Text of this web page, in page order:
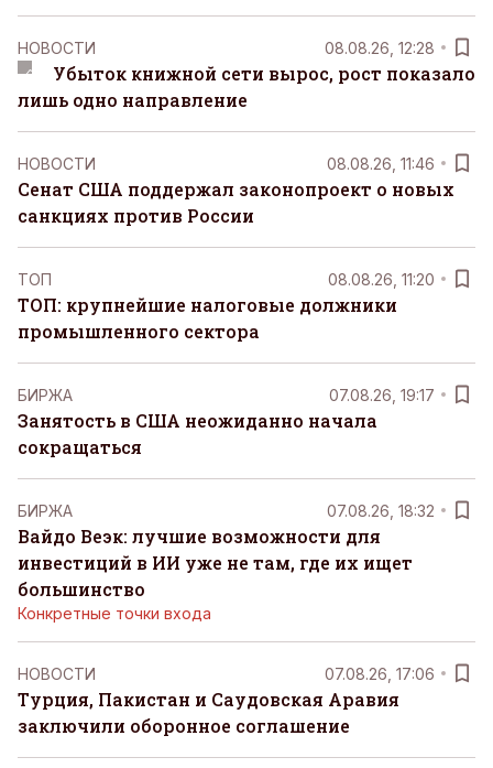
НОВОСТИ 08.08.26, 12:28
Убыток книжной сети вырос, рост показало
лишь одно направление
НОВОСТИ 08.08.26, 11:46
Сенат США поддержал законопроект о новых
санкциях против России
ТОП 08.08.26, 11:20
ТОП: крупнейшие налоговые должники
промышленного сектора
БИРЖА 07.08.26, 19:17
Занятость в США неожиданно начала
сокращаться
БИРЖА 07.08.26, 18:32
Вайдо Веэк: лучшие возможности для
инвестиций в ИИ уже не там, где их ищет
большинство
Конкретные точки входа
НОВОСТИ 07.08.26, 17:06
Турция, Пакистан и Саудовская Аравия
заключили оборонное соглашение